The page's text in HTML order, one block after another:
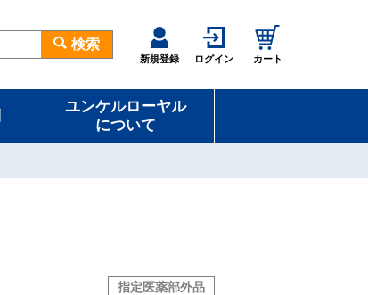
検索
新規登録 ログイン カート
ユンケルローヤル
について
指定医薬部外品